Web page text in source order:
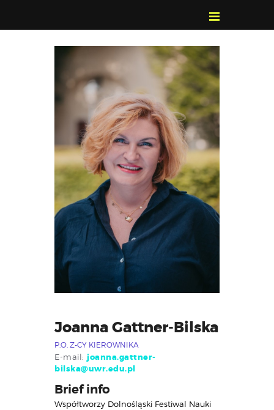
POZNAJ, POLUB,
PAMIĘTAJ!
O FESTIWALU
PROGRAM
KONTAKT
WYSZUKIWARKA
WYDARZEŃ
Joanna Gattner-Bilska
P.O. Z-CY KIEROWNIKA
E-mail: joanna.gattner-
bilska@uwr.edu.pl
Brief info
Współtworzy Dolnośląski Festiwal Nauki